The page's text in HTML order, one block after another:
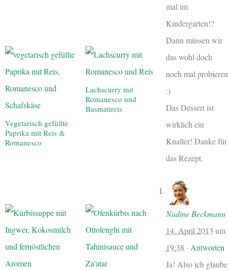
Vegetarisch gefüllte
Paprika mit Reis &
Romanesco
Lachscurry mit
Romanesco und
Basmatireis
mal im
Kindergarten!?
Dann müssen wir
das wohl doch
noch mal probieren
:)
Das Dessert ist
wirklich ein
Knaller! Danke für
das Rezept.
Nadine Beckmann
14. April 2013 um
19:38 · Antworten
Ja! Also ich glaube